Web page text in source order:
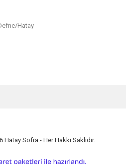
Hatay
Sofra - Her Hakkı Saklıdır.
e-